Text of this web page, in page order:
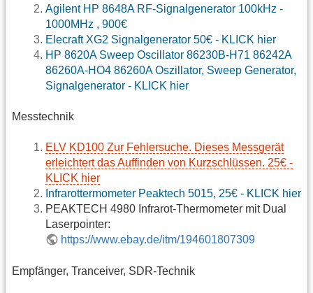
Agilent HP 8648A RF-Signalgenerator 100kHz -
1000MHz , 900€
Elecraft XG2 Signalgenerator 50€ - KLICK hier
HP 8620A Sweep Oscillator 86230B-H71 86242A
86260A-HO4 86260A Oszillator, Sweep Generator,
Signalgenerator - KLICK hier
Messtechnik
ELV KD100 Zur Fehlersuche. Dieses Messgerät
erleichtert das Auffinden von Kurzschlüssen. 25€ -
KLICK hier
Infrarottermometer Peaktech 5015, 25€ - KLICK hier
PEAKTECH 4980 Infrarot-Thermometer mit Dual
Laserpointer:
https://www.ebay.de/itm/194601807309
Empfänger, Tranceiver, SDR-Technik